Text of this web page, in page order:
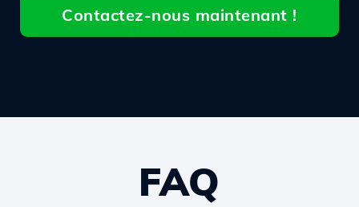
Contactez-nous maintenant !
FAQ